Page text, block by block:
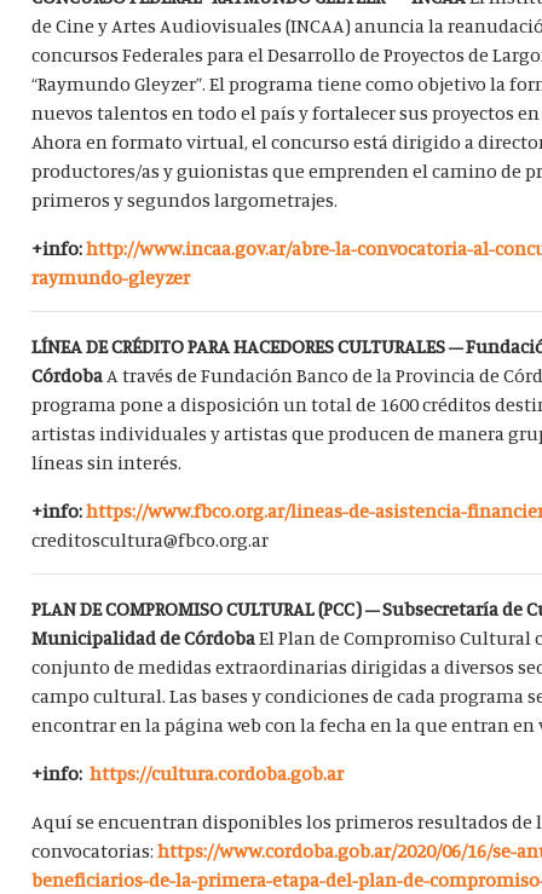
de Cine y Artes Audiovisuales (INCAA) anuncia la
concursos Federales para el Desarrollo de Proyectos de
“Raymundo Gleyzer”. El programa tiene como objetivo la
nuevos talentos en todo el país y fortalecer sus proyectos
Ahora en formato virtual, el concurso está dirigido a
productores/as y guionistas que emprenden el camino de
primeros y segundos largometrajes.
+info:http://www.incaa.gov.ar/abre-la-convocatoria-al-
raymundo-gleyzer
LÍNEA DE CRÉDITO PARA HACEDORES CULTURALES –
CórdobaA través de Fundación Banco de la Provincia de
programa pone a disposición un total de 1600 créditos
artistas individuales y artistas que producen de manera
líneas sin interés.
+info:https://www.fbco.org.ar/lineas-de-asistencia-
creditoscultura@fbco.org.ar
PLAN DE COMPROMISO CULTURAL (PCC) – Subsecretaría de
Municipalidad de CórdobaEl Plan de Compromiso Cultural
conjunto de medidas extraordinarias dirigidas a diversos
campo cultural. Las bases y condiciones de cada programa
encontrar en la página web con la fecha en la que entran en
+info: https://cultura.cordoba.gob.ar
Aquí se encuentran disponibles los primeros resultados de
convocatorias:https://www.cordoba.gob.ar/2020/06/16/se-
beneficiarios-de-la-primera-etapa-del-plan-de-